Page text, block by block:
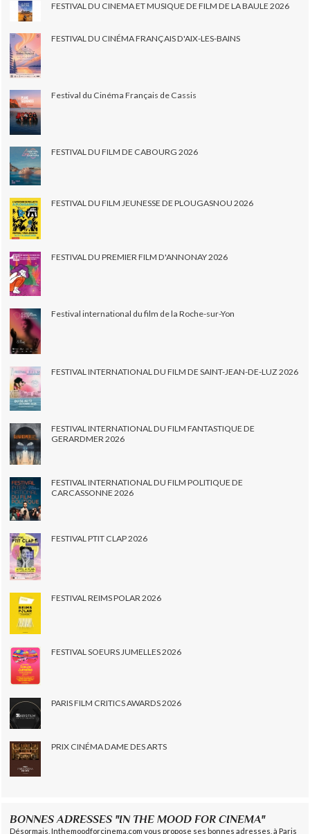
FESTIVAL DU CINEMA ET MUSIQUE DE FILM DE LA BAULE 2026
FESTIVAL DU CINÉMA FRANÇAIS D'AIX-LES-BAINS
Festival du Cinéma Français de Cassis
FESTIVAL DU FILM DE CABOURG 2026
FESTIVAL DU FILM JEUNESSE DE PLOUGASNOU 2026
FESTIVAL DU PREMIER FILM D'ANNONAY 2026
Festival international du film de la Roche-sur-Yon
FESTIVAL INTERNATIONAL DU FILM DE SAINT-JEAN-DE-LUZ 2026
FESTIVAL INTERNATIONAL DU FILM FANTASTIQUE DE
GERARDMER 2026
FESTIVAL INTERNATIONAL DU FILM POLITIQUE DE
CARCASSONNE 2026
FESTIVAL PTIT CLAP 2026
FESTIVAL REIMS POLAR 2026
FESTIVAL SOEURS JUMELLES 2026
PARIS FILM CRITICS AWARDS 2026
PRIX CINÉMA DAME DES ARTS
BONNES ADRESSES "IN THE MOOD FOR CINEMA"
Désormais, Inthemoodforcinema.com vous propose ses bonnes adresses, à Paris